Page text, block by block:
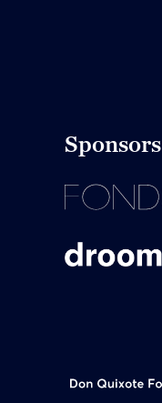
Sponsors